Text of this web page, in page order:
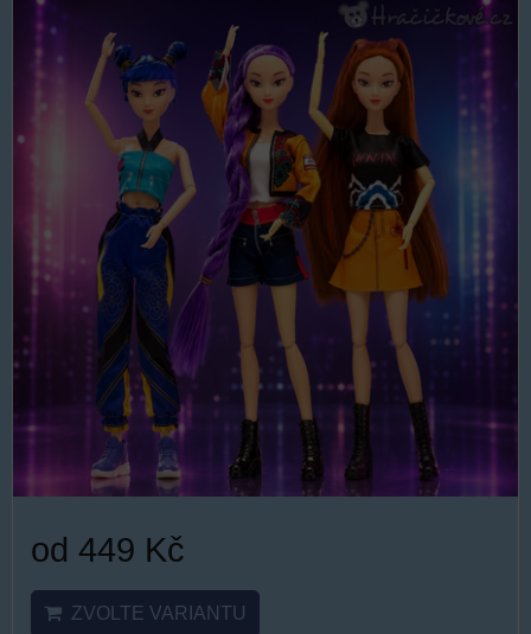
od 449 Kč
ZVOLTE VARIANTU